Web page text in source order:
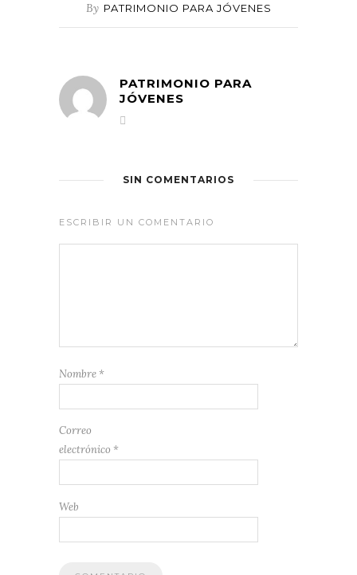
By PATRIMONIO PARA JÓVENES
PATRIMONIO PARA
JÓVENES
SIN COMENTARIOS
ESCRIBIR UN COMENTARIO
Nombre *
Correo
electrónico *
Web